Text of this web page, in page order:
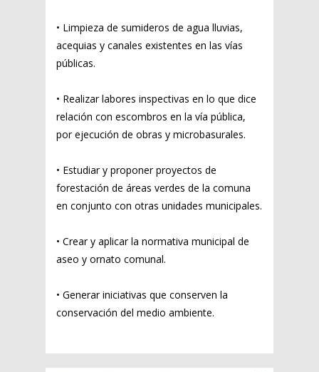
• Limpieza de sumideros de agua lluvias,
acequias y canales existentes en las vías
públicas.
• Realizar labores inspectivas en lo que dice
relación con escombros en la vía pública,
por ejecución de obras y microbasurales.
• Estudiar y proponer proyectos de
forestación de áreas verdes de la comuna
en conjunto con otras unidades municipales.
• Crear y aplicar la normativa municipal de
aseo y ornato comunal.
• Generar iniciativas que conserven la
conservación del medio ambiente.